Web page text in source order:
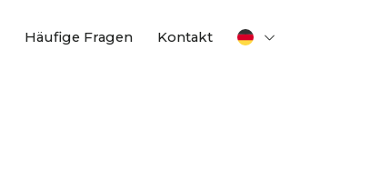
Häufige Fragen Kontakt